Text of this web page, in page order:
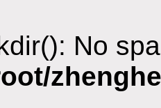
No